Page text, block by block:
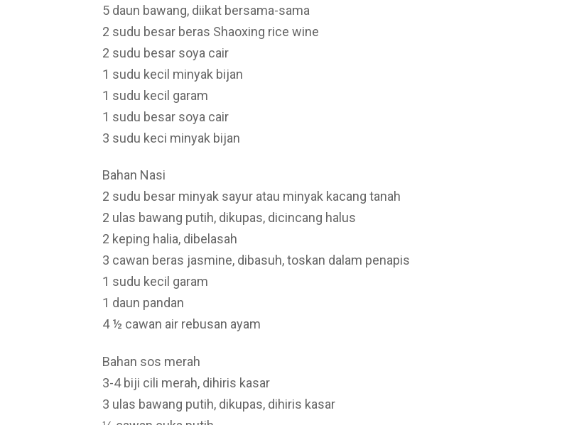
5 daun bawang, diikat bersama-sama
2 sudu besar beras Shaoxing rice wine
2 sudu besar soya cair
1 sudu kecil minyak bijan
1 sudu kecil garam
1 sudu besar soya cair
3 sudu keci minyak bijan
Bahan Nasi
2 sudu besar minyak sayur atau minyak kacang tanah
2 ulas bawang putih, dikupas, dicincang halus
2 keping halia, dibelasah
3 cawan beras jasmine, dibasuh, toskan dalam penapis
1 sudu kecil garam
1 daun pandan
4 ½ cawan air rebusan ayam
Bahan sos merah
3-4 biji cili merah, dihiris kasar
3 ulas bawang putih, dikupas, dihiris kasar